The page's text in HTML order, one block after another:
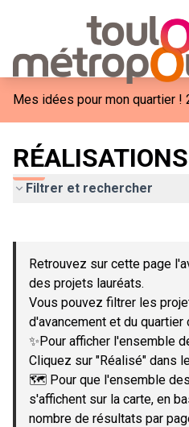
Mes idées pour mon quartier !
RÉALISATIONS
Filtrer et rechercher
−
Retrouvez sur cette page
des projets lauréats.
Vous pouvez filtrer les
d'avancement et du quartier
✨Pour afficher l'ensemble
Cliquez sur "Réalisé" dans
🗺️ Pour que l'ensemble
s'affichent sur la carte, en
nombre de résultats par